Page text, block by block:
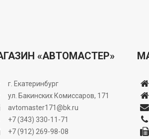
«АВТОМАСТЕР»
г. Екатеринбург
ул. Бакинских Комиссаров, 171
avtomaster171@bk.ru
+7 (343) 330-11-71
+7 (912) 269-98-08